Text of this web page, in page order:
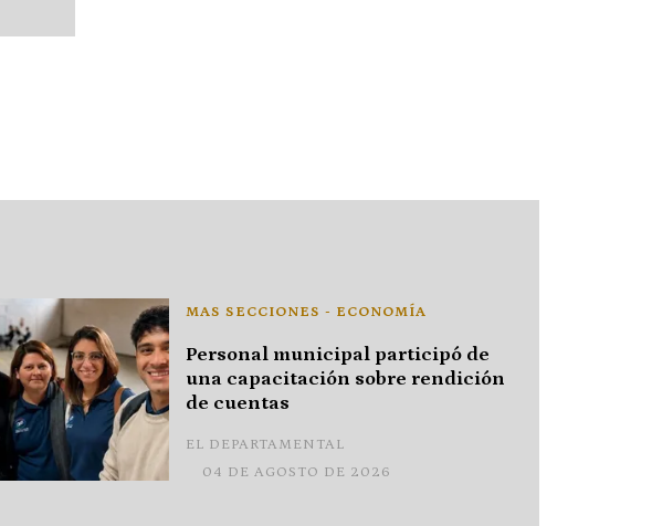
Personal municipal participó de
una capacitación sobre rendición
de cuentas
EL DEPARTAMENTAL
MAS SECCIONES - ECONOMÍA
04 DE AGOSTO DE 2026